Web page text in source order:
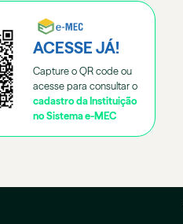
ACESSE JÁ!
Capture o QR code ou
acesse para consultar o
cadastro da Instituição
no Sistema e-MEC